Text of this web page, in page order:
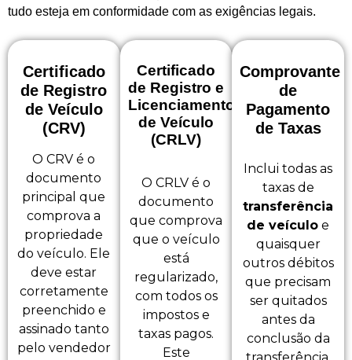
tudo esteja em conformidade com as exigências legais.
Certificado
de Registro
de Veículo
(CRV)
O CRV é o
documento
principal que
comprova a
propriedade
do veículo. Ele
deve estar
corretamente
preenchido e
assinado tanto
pelo vendedor
Certificado
de Registro e
Licenciamento
de Veículo
(CRLV)
O CRLV é o
documento
que comprova
que o veículo
está
regularizado,
com todos os
impostos e
taxas pagos.
Este
Comprovante
de
Pagamento
de Taxas
Inclui todas as
taxas de
transferência
de veículo e
quaisquer
outros débitos
que precisam
ser quitados
antes da
conclusão da